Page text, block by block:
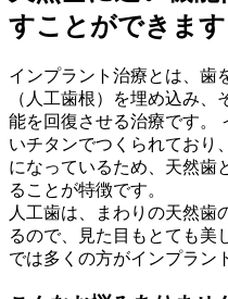
すことができます
インプラント治療とは、歯
（人工歯根）を埋め込み
能を回復させる治療です。
いチタンでつくられており
になっているため、天然歯
ることが特徴です。
人工歯は、まわりの天然歯
るので、見た目もとても美
では多くの方がインプラン